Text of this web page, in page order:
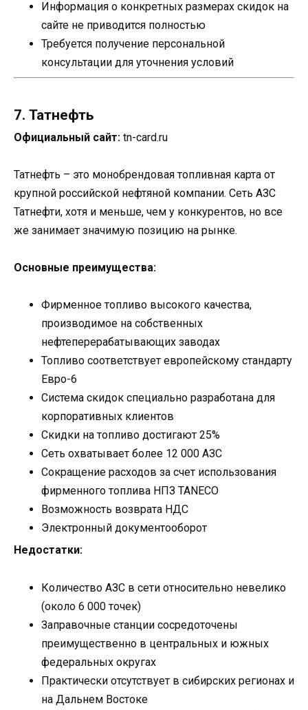
Информация о конкретных размерах скидок на
сайте не приводится полностью
Требуется получение персональной
консультации для уточнения условий
7. Татнефть
Официальный сайт: tn-card.ru
Татнефть – это монобрендовая топливная карта от
крупной российской нефтяной компании. Сеть АЗС
Татнефти, хотя и меньше, чем у конкурентов, но все
же занимает значимую позицию на рынке.
Основные преимущества:
Фирменное топливо высокого качества,
производимое на собственных
нефтеперерабатывающих заводах
Топливо соответствует европейскому стандарту
Евро-6
Система скидок специально разработана для
корпоративных клиентов
Скидки на топливо достигают 25%
Сеть охватывает более 12 000 АЗС
Сокращение расходов за счет использования
фирменного топлива НПЗ TANECO
Возможность возврата НДС
Электронный документооборот
Недостатки:
Количество АЗС в сети относительно невелико
(около 6 000 точек)
Заправочные станции сосредоточены
преимущественно в центральных и южных
федеральных округах
Практически отсутствует в сибирских регионах и
на Дальнем Востоке